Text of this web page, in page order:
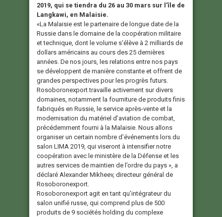
2019, qui se tiendra du 26 au 30 mars sur l’île de
Langkawi, en Malaisie.
«La Malaisie est le partenaire de longue date de la
Russie dans le domaine de la coopération militaire
et technique, dont le volume s’élève à 2 milliards de
dollars américains au cours des 25 dernières
années. De nos jours, les relations entre nos pays
se développent de manière constante et offrent de
grandes perspectives pour les progrès futurs.
Rosoboronexport travaille activement sur divers
domaines, notamment la fourniture de produits finis
fabriqués en Russie, le service après-vente et la
modernisation du matériel d’aviation de combat,
précédemment fourni à la Malaisie. Nous allons
organiser un certain nombre d’événements lors du
salon LIMA 2019, qui viseront à intensifier notre
coopération avec le ministère de la Défense et les
autres services de maintien de l’ordre du pays », a
déclaré Alexander Mikheev, directeur général de
Rosoboronexport.
Rosoboronexport agit en tant qu’intégrateur du
salon unifié russe, qui comprend plus de 500
produits de 9 sociétés holding du complexe